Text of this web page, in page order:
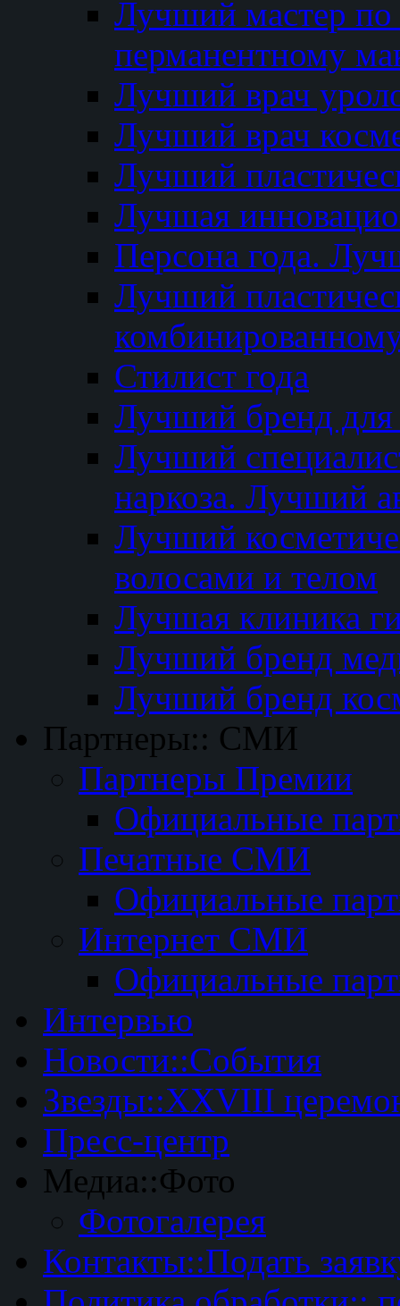
Лучший мастер по
перманентному
Лучший врач
Лучший врач
Лучший
Лучшая
Персона года.
Лучший
Стилист года
Лучший бренд
Лучший
наркоза. Лучший
Лучший
волосами и телом
Лучшая клиника
Лучший бренд
Лучший бренд
Партнеры:: СМИ
Партнеры Премии
Официальные
Печатные СМИ
Официальные
Интернет СМИ
Официальные
Интервью
Новости::События
Звезды::XXVIII
Пресс-центр
Медиа::Фото
Фотогалерея
Контакты::Подать